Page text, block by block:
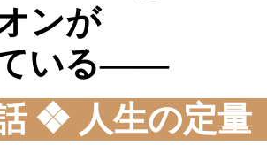
ンが
いる――
❖ 人生の定量